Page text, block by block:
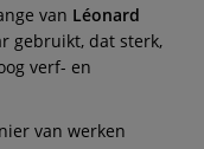
van Léonard
gebruikt, dat sterk,
verf- en
van werken